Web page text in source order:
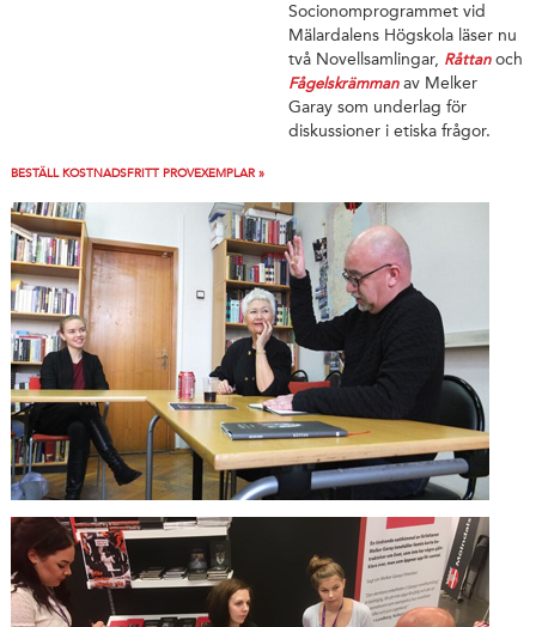
Socionomprogrammet vid
Mälardalens Högskola läser nu
två Novellsamlingar, Råttanoch
Fågelskrämmanav Melker
Garay som underlag för
diskussioner i etiska frågor.
BESTÄLL KOSTNADSFRITT PROVEXEMPLAR »